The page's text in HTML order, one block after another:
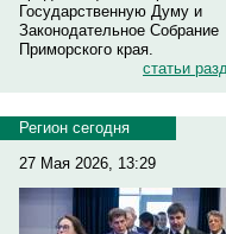
Государственную Думу и
Законодательное Собрание
Приморского края.
статьи
Регион сегодня
27 Мая 2026, 13:29